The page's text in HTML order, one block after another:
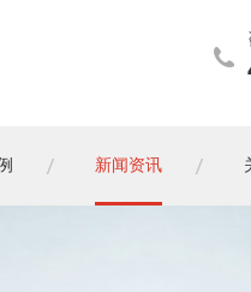
新闻资讯